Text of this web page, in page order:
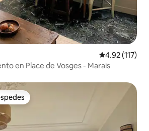
Calificación
4.92 (117)
en Place de Vosges - Marais